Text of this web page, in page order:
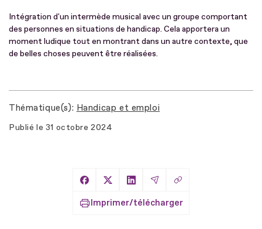
Intégration d'un intermède musical avec un groupe comportant
des personnes en situations de handicap. Cela apportera un
moment ludique tout en montrant dans un autre contexte, que
de belles choses peuvent être réalisées.
Thématique(s) Handicap et emploi
Publié le 31 octobre 2024
Partager sur Facebook
Partager sur X
Partager sur LinkedIn
Partager par Email
Copier le lien
Imprimer/télécharger